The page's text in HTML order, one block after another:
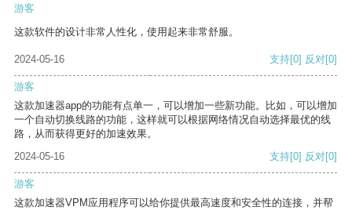
游客
这款软件的设计非常人性化，使用起来非常舒服。
2024-05-16 支持[0] 反对[0]
游客
这款加速器app的功能有点单一，可以增加一些新功能。比如，可以增加
一个自动切换线路的功能，这样就可以根据网络情况自动选择最优的线
路，从而获得更好的加速效果。
2024-05-16
支持[0] 反对[0]
游客
这款加速器VPM应用程序可以给你提供最高速度和安全性的连接，并帮